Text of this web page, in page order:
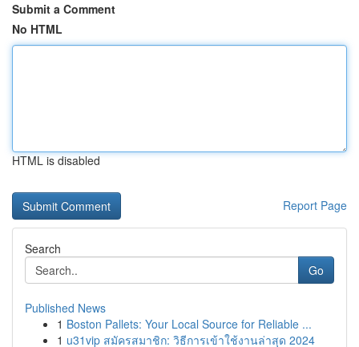
Submit a Comment
No HTML
HTML is disabled
Report Page
Search
Go
Published News
1 Boston Pallets: Your Local Source for Reliable ...
1 u31vip สมัครสมาชิก: วิธีการเข้าใช้งานล่าสุด 2024